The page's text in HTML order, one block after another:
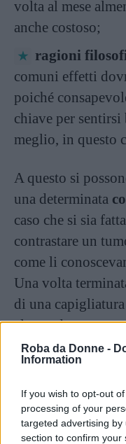
Roba da Donne -
Information
If you wish to opt-out
processing of your
targeted advertising
section to confirm your
volta al mese
anche costoso;
ragioni
comuni effetti
poiché
chiave per
meglio, in questo
A questo si
una determinata
caso che si sia
contrastare un
come li
Una volta
di una
alcune donne
capelli bianchi o